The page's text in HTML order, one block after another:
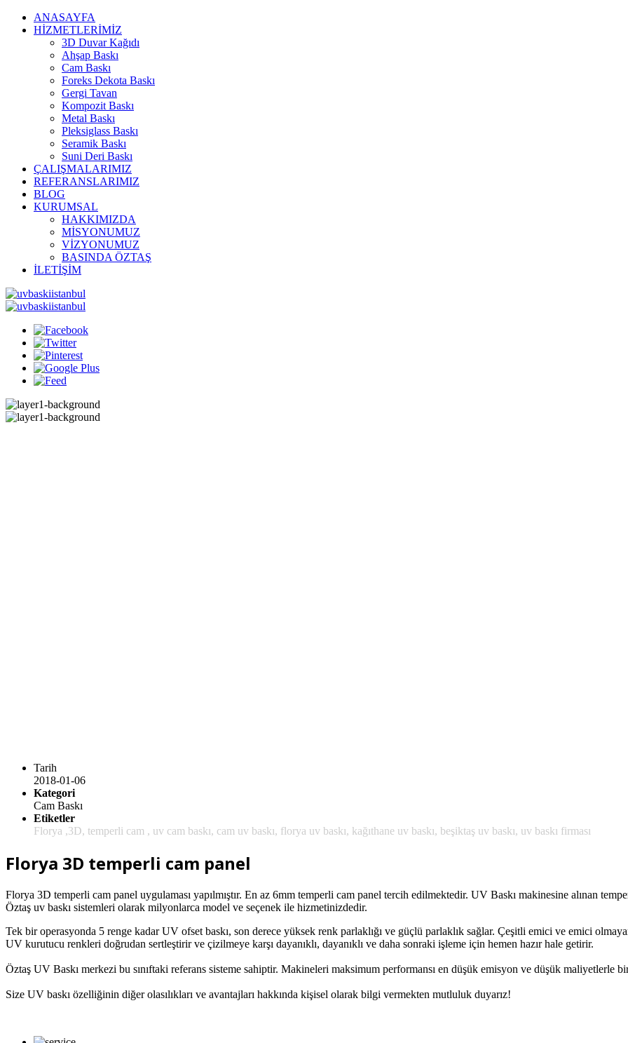
ANASAYFA
HİZMETLERİMİZ
3D Duvar Kağıdı
Ahşap Baskı
Cam Baskı
Foreks Dekota Baskı
Gergi Tavan
Kompozit Baskı
Metal Baskı
Pleksiglass Baskı
Seramik Baskı
Suni Deri Baskı
ÇALIŞMALARIMIZ
REFERANSLARIMIZ
BLOG
KURUMSAL
HAKKIMIZDA
MİSYONUMUZ
VİZYONUMUZ
BASINDA ÖZTAŞ
İLETİŞİM
Tarih
2018-01-06
Kategori
Cam Baskı
Etiketler
Florya ,3D, temperli cam , uv cam baskı, cam uv baskı, florya uv baskı, kağıthane uv baskı, beşiktaş uv baskı, uv baskı firması
Florya 3D temperli cam panel
Florya 3D temperli cam panel uygulaması yapılmıştır. En az 6mm temperli cam panel tercih edilmektedir. UV Baskı makinesine alınan
Öztaş uv baskı sistemleri olarak milyonlarca model ve seçenek ile hizmetinizdedir.
Tek bir operasyonda 5 renge kadar UV ofset baskı, son derece yüksek renk parlaklığı ve güçlü parlaklık sağlar. Çeşitli emici ve emici
UV kurutucu renkleri doğrudan sertleştirir ve çizilmeye karşı dayanıklı, dayanıklı ve daha sonraki işleme için hemen hazır hale getirir.
Öztaş UV Baskı merkezi bu sınıftaki referans sisteme sahiptir. Makineleri maksimum performansı en düşük emisyon ve düşük maliyetlerle
Size UV baskı özelliğinin diğer olasılıkları ve avantajları hakkında kişisel olarak bilgi vermekten mutluluk duyarız!